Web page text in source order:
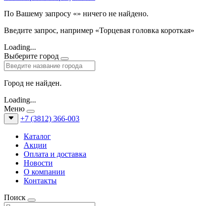
По Вашему запросу «» ничего не найдено.
Введите запрос, например «Торцевая головка короткая»
Loading...
Выберите город
Город не найден.
Loading...
Меню
+7 (3812) 366-003
Каталог
Акции
Оплата и доставка
Новости
О компании
Контакты
Поиск